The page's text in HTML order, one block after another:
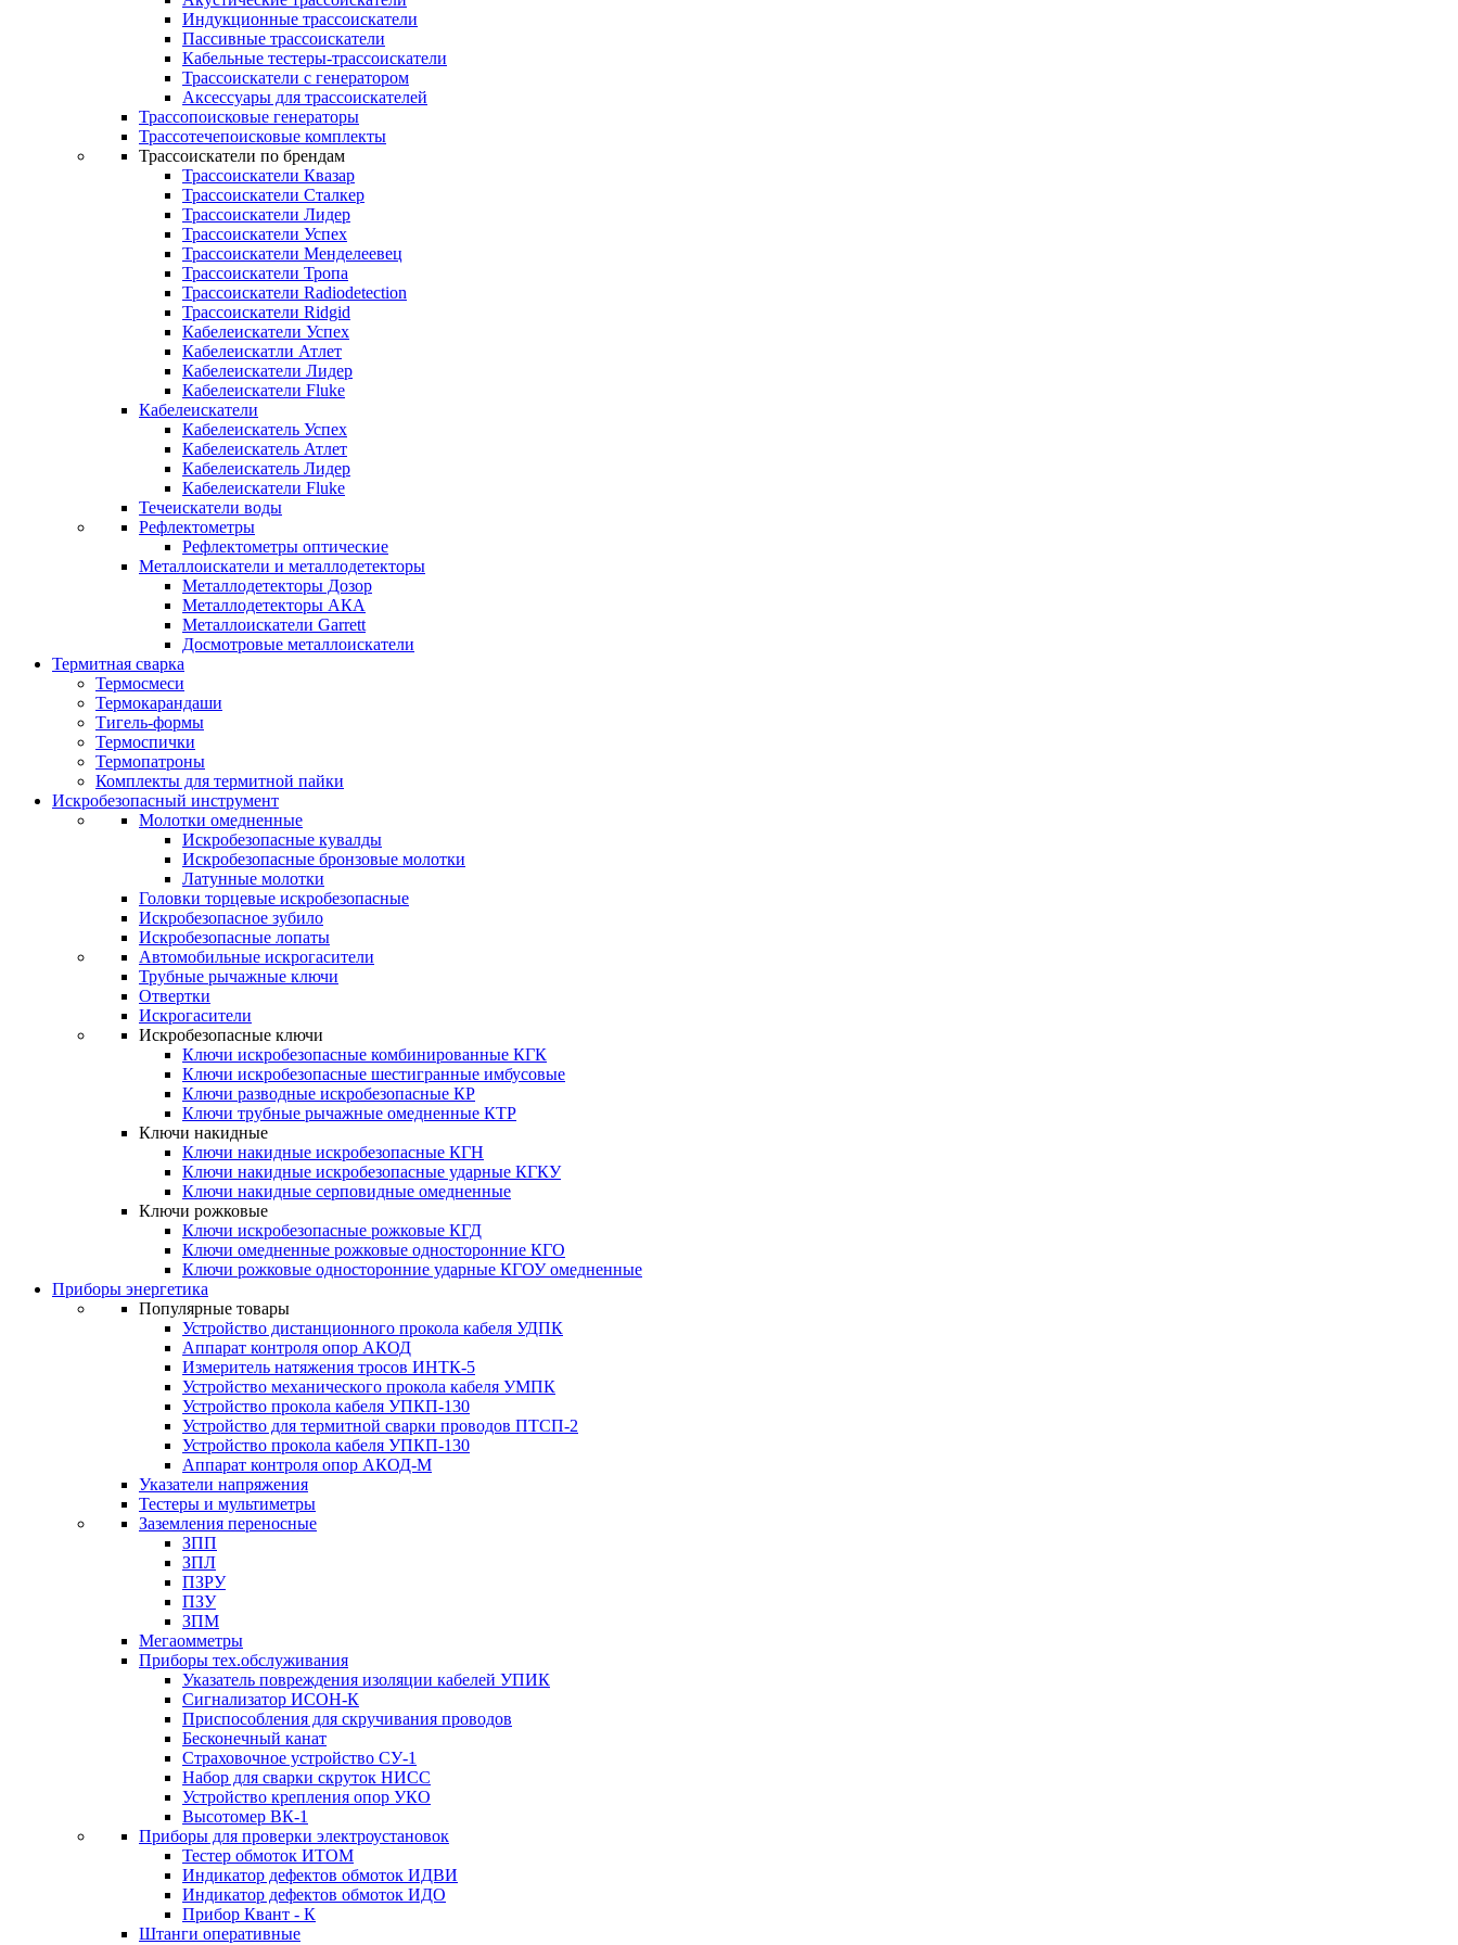
Индукционные трассоискатели
Пассивные трассоискатели
Кабельные тестеры-трассоискатели
Трассоискатели с генератором
Аксессуары для трассоискателей
Трассопоисковые генераторы
Трассотечепоисковые комплекты
Трассоискатели по брендам
Трассоискатели Квазар
Трассоискатели Сталкер
Трассоискатели Лидер
Трассоискатели Успех
Трассоискатели Менделеевец
Трассоискатели Тропа
Трассоискатели Radiodetection
Трассоискатели Ridgid
Кабелеискатели Успех
Кабелеискатли Атлет
Кабелеискатели Лидер
Кабелеискатели Fluke
Кабелеискатели
Кабелеискатель Успех
Кабелеискатель Атлет
Кабелеискатель Лидер
Кабелеискатели Fluke
Течеискатели воды
Рефлектометры
Рефлектометры оптические
Металлоискатели и металлодетекторы
Металлодетекторы Дозор
Металлодетекторы АКА
Металлоискатели Garrett
Досмотровые металлоискатели
Термитная сварка
Термосмеси
Термокарандаши
Тигель-формы
Термоспички
Термопатроны
Комплекты для термитной пайки
Искробезопасный инструмент
Молотки омедненные
Искробезопасные кувалды
Искробезопасные бронзовые молотки
Латунные молотки
Головки торцевые искробезопасные
Искробезопасное зубило
Искробезопасные лопаты
Автомобильные искрогасители
Трубные рычажные ключи
Отвертки
Искрогасители
Искробезопасные ключи
Ключи искробезопасные комбинированные КГК
Ключи искробезопасные шестигранные имбусовые
Ключи разводные искробезопасные КР
Ключи трубные рычажные омедненные КТР
Ключи накидные
Ключи накидные искробезопасные КГН
Ключи накидные искробезопасные ударные КГКУ
Ключи накидные серповидные омедненные
Ключи рожковые
Ключи искробезопасные рожковые КГД
Ключи омедненные рожковые односторонние КГО
Ключи рожковые односторонние ударные КГОУ омедненные
Приборы энергетика
Популярные товары
Устройство дистанционного прокола кабеля УДПК
Аппарат контроля опор АКОД
Измеритель натяжения тросов ИНТК-5
Устройство механического прокола кабеля УМПК
Устройство прокола кабеля УПКП-130
Устройство для термитной сварки проводов ПТСП-2
Устройство прокола кабеля УПКП-130
Аппарат контроля опор АКОД-М
Указатели напряжения
Тестеры и мультиметры
Заземления переносные
ЗПП
ЗПЛ
ПЗРУ
ПЗУ
ЗПМ
Мегаомметры
Приборы тех.обслуживания
Указатель повреждения изоляции кабелей УПИК
Сигнализатор ИСОН-К
Приспособления для скручивания проводов
Бесконечный канат
Страховочное устройство СУ-1
Набор для сварки скруток НИСС
Устройство крепления опор УКО
Высотомер ВК-1
Приборы для проверки электроустановок
Тестер обмоток ИТОМ
Индикатор дефектов обмоток ИДВИ
Индикатор дефектов обмоток ИДО
Прибор Квант - К
Штанги оперативные